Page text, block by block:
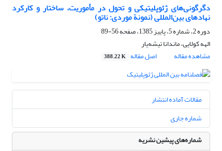
دگرگونی‌های ژئوپلیتیکی و تحول در مأموریت‌، ساختار و کارکرد
نهادهای بین‌المللی (نمونة موردی: ناتو)
دوره 2، شماره 5، پاییز 1385، صفحه
56-89
الهه کولایی، ماندانا تیشه‌یار
مشاهده مقاله
اصل مقاله 388.22 K
مقالات آماده انتشار
شماره جاری
شماره‌های پیشین نشریه